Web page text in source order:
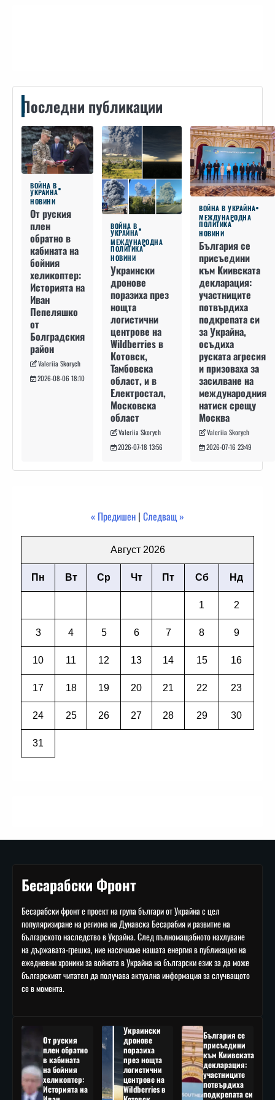
Последни публикации
ВОЙНА В
УКРАЙНА
НОВИНИ
От руския
плен
обратно в
кабината на
бойния
хеликоптер:
Историята на
Иван
Пепеляшко
от
Болградския
район
Valeriia Skorych
2026-08-06 18:10
ВОЙНА В
УКРАЙНА
МЕЖДУНАРОДНА
ПОЛИТИКА
НОВИНИ
Украински
дронове
поразиха през
нощта
логистични
центрове на
Wildberries в
Котовск,
Тамбовска
област, и в
Електростал,
Московска
област
Valeriia Skorych
2026-07-18 13:56
ВОЙНА В УКРАЙНА
МЕЖДУНАРОДНА
ПОЛИТИКА
НОВИНИ
България се
присъедини
към Киивската
декларация:
участниците
потвърдиха
подкрепата си
за Украйна,
осъдиха
руската агресия
и призоваха за
засилване на
международния
натиск срещу
Москва
Valeriia Skorych
2026-07-16 23:49
« Предишен | Следващ »
Август 2026
Пн Вт Ср Чт Пт Сб Нд
1 2
3 4 5 6 7 8 9
10 11 12 13 14 15 16
17 18 19 20 21 22 23
24 25 26 27 28 29 30
31
Бесарабски Фронт
Бесарабски фронт е проект на група българи от Украйна с цел
популяризиране на региона на Дунавска Бесарабия и развитие на
българското наследство в Украйна. След пълномащабното нахлуване
на държавата-грешка, ние насочихме нашата енергия в публикация на
ежедневни хроники за войната в Украйна на български език за да може
българският читател да получава актуална информация за случващото
се в момента.
От руския
плен обратно
в кабината
на бойния
хеликоптер:
Историята на
Украински
дронове
поразиха
през нощта
логистични
центрове на
Wildberries в
България се
присъедини
към Киивската
декларация:
участниците
потвърдиха
подкрепата си